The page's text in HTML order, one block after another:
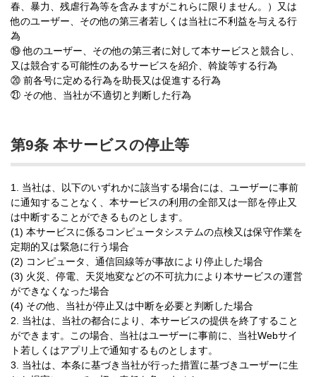
春、暴力、残虐行為等を含みますがこれらに限りません。）又は
他のユーザー、その他の第三者若しくは当社に不利益を与える行
為
⑲ 他のユーザー、その他の第三者に対して本サービスと競合し、
又は競合する可能性のあるサービスを紹介、斡旋等する行為
⑳ 前各号に定める行為を助長又は促進する行為
㉑ その他、当社が不適切と判断した行為
第9条 本サービスの停止等
1. 当社は、以下のいずれかに該当する場合には、ユーザーに事前
に通知することなく、本サービスの利用の全部又は一部を停止又
は中断することができるものとします。
(1) 本サービスに係るコンピュータシステムの点検又は保守作業を
定期的又は緊急に行う場合
(2) コンピュータ、通信回線等が事故により停止した場合
(3) 火災、停電、天災地変などの不可抗力により本サービスの運営
ができなくなった場合
(4) その他、当社が停止又は中断を必要と判断した場合
2. 当社は、当社の都合により、本サービスの提供を終了すること
ができます。この場合、当社はユーザーに事前に、当社Webサイ
ト若しくはアプリ上で通知するものとします。
3. 当社は、本条に基づき当社が行った措置に基づきユーザーに生